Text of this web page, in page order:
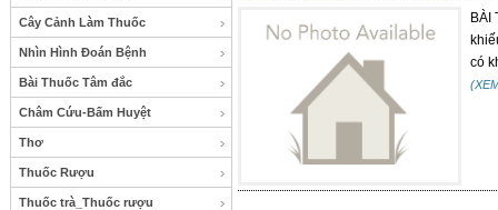
Cây Cảnh Làm Thuốc
Nhìn Hình Đoán Bệnh
Bài Thuốc Tâm đắc
Châm Cứu-Bấm Huyệt
Thơ
Thuốc Rượu
Thuốc trà_Thuốc rượu
BÀI
có